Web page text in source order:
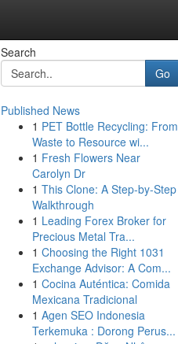
Search
Go
Published News
1 PET Bottle Recycling: From
Waste to Resource wi...
1 Fresh Flowers Near
Carolyn Dr
1 This Clone: A Step-by-Step
Walkthrough
1 Leading Forex Broker for
Precious Metal Tra...
1 Choosing the Right 1031
Exchange Advisor: A Com...
1 Cocina Auténtica: Comida
Mexicana Tradicional
1 Agen SEO Indonesia
Terkemuka : Dorong Perus...